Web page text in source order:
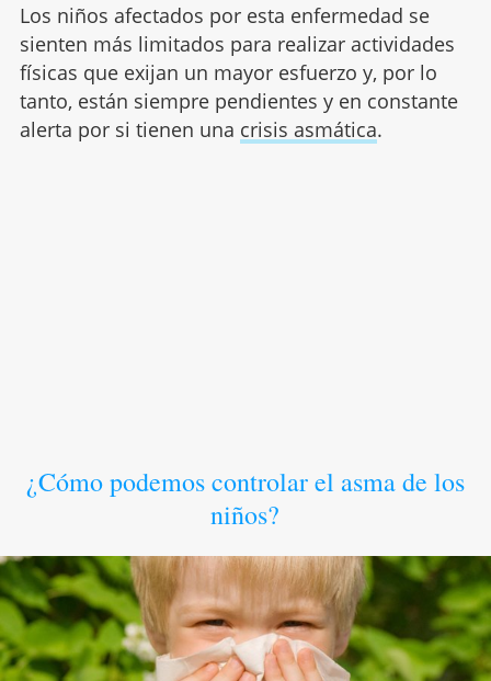
Los niños afectados por esta enfermedad se
sienten más limitados para realizar actividades
físicas que exijan un mayor esfuerzo y, por lo
tanto, están siempre pendientes y en constante
alerta por si tienen una crisis asmática.
¿Cómo podemos controlar el asma de los
niños?